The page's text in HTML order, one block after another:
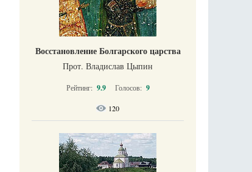
Восстановление Болгарского царства
Прот. Владислав Цыпин
Рейтинг: 9.9 Голосов: 9
120